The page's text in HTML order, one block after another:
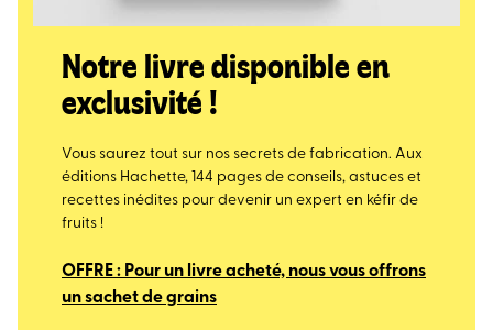
Notre livre disponible en
exclusivité !
Vous saurez tout sur nos secrets de fabrication. Aux
éditions Hachette, 144 pages de conseils, astuces et
recettes inédites pour devenir un expert en kéfir de
fruits !
OFFRE : Pour un livre acheté, nous vous offrons
un sachet de grains